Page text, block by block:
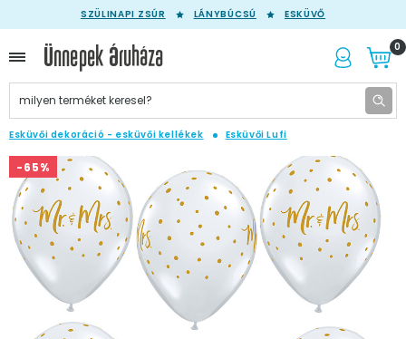
SZÜLINAPI ZSÚR LÁNYBÚCSÚ ESKÜVŐ
0
Esküvői dekoráció - esküvői kellékek Esküvői Lufi
-65%